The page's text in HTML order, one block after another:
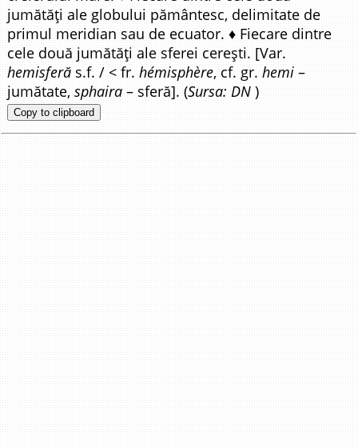
jumătăți ale globului pământesc, delimitate de
primul meridian sau de ecuator. ♦ Fiecare dintre
cele două jumătăți ale sferei cerești. [Var.
hemisferă s.f. / < fr.hémisphère, cf. gr.hemi –
jumătate,sphaira – sferă]. (Sursa: DN )
Copy to clipboard